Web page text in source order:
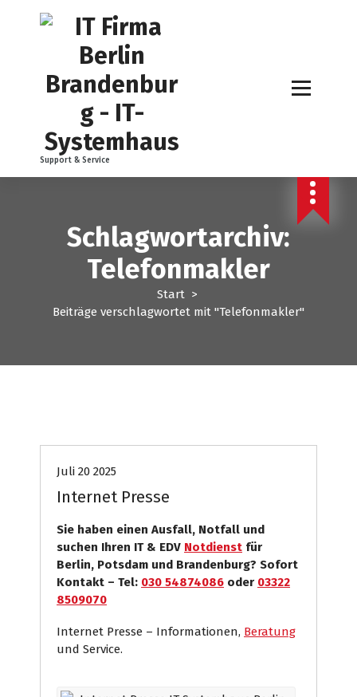
Support & Service
Schlagwortarchiv:
Telefonmakler
Start>
Beiträge verschlagwortet mit "Telefonmakler"
Juli 20 2025
Internet Presse
Sie haben einen Ausfall, Notfall und
suchen Ihren IT & EDV Notdienst für
Berlin, Potsdam und Brandenburg? Sofort
Kontakt – Tel: 030 54874086 oder 03322
8509070
Internet Presse – Informationen, Beratung
und Service.